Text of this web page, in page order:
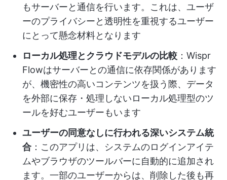
もサーバーと通信を行います。これは、ユーザ
ーのプライバシーと透明性を重視するユーザー
にとって懸念材料となります
ローカル処理とクラウドモデルの比較 ：Wispr
Flowはサーバーとの通信に依存関係があります
が、機密性の高いコンテンツを扱う際、データ
を外部に保存・処理しないローカル処理型のツ
ールを好むユーザーもいます
ユーザーの同意なしに行われる深いシステム統
合 ：このアプリは、システムのログインアイテ
ムやブラウザのツールバーに自動的に追加され
ます。一部のユーザーからは、削除した後も再